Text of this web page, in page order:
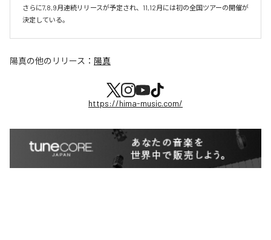
さらに7,8,9月連続リリースが予定され、11,12月には初の全国ツアーの開催が
決定している。
陽真の他のリリース： 陽真
https://hima-music.com/